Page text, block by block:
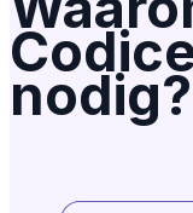
LR Lily
Uit
Ze zijn zeer
en
nodig?